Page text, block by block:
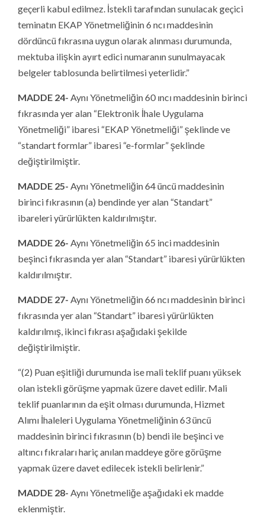
geçerli kabul edilmez. İstekli tarafından sunulacak geçici
teminatın EKAP Yönetmeliğinin 6 ncı maddesinin
dördüncü fıkrasına uygun olarak alınması durumunda,
mektuba ilişkin ayırt edici numaranın sunulmayacak
belgeler tablosunda belirtilmesi yeterlidir.”
MADDE 24- Aynı Yönetmeliğin 60 ıncı maddesinin birinci
fıkrasında yer alan “Elektronik İhale Uygulama
Yönetmeliği” ibaresi “EKAP Yönetmeliği” şeklinde ve
“standart formlar” ibaresi “e-formlar” şeklinde
değiştirilmiştir.
MADDE 25- Aynı Yönetmeliğin 64 üncü maddesinin
birinci fıkrasının (a) bendinde yer alan “Standart”
ibareleri yürürlükten kaldırılmıştır.
MADDE 26- Aynı Yönetmeliğin 65 inci maddesinin
beşinci fıkrasında yer alan “Standart” ibaresi yürürlükten
kaldırılmıştır.
MADDE 27- Aynı Yönetmeliğin 66 ncı maddesinin birinci
fıkrasında yer alan “Standart” ibaresi yürürlükten
kaldırılmış, ikinci fıkrası aşağıdaki şekilde
değiştirilmiştir.
“(2) Puan eşitliği durumunda ise mali teklif puanı yüksek
olan istekli görüşme yapmak üzere davet edilir. Mali
teklif puanlarının da eşit olması durumunda, Hizmet
Alımı İhaleleri Uygulama Yönetmeliğinin 63 üncü
maddesinin birinci fıkrasının (b) bendi ile beşinci ve
altıncı fıkraları hariç anılan maddeye göre görüşme
yapmak üzere davet edilecek istekli belirlenir.”
MADDE 28- Aynı Yönetmeliğe aşağıdaki ek madde
eklenmiştir.